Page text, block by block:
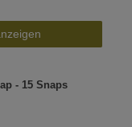
- 15 Snaps